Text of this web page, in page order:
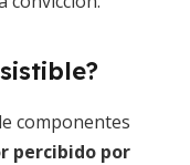
componentes
percibido por